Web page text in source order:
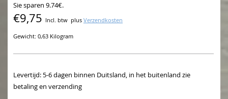
Sie sparen 9.74€.
€9,75 Incl. btw plus Verzendkosten
Gewicht: 0,63 Kilogram
Levertijd: 5-6 dagen binnen Duitsland, in het buitenland zie
betaling en verzending